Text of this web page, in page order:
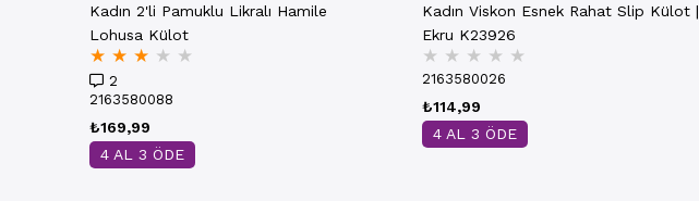
Kadın 2'li Pamuklu Likralı Hamile
Lohusa Külot
★ ★ ★ ★ ★
2
2163580088
₺169,99
4 AL 3 ÖDE
Kadın Viskon Esnek Rahat Slip Külot |
Ekru K23926
★ ★ ★ ★ ★
2163580026
₺114,99
4 AL 3 ÖDE